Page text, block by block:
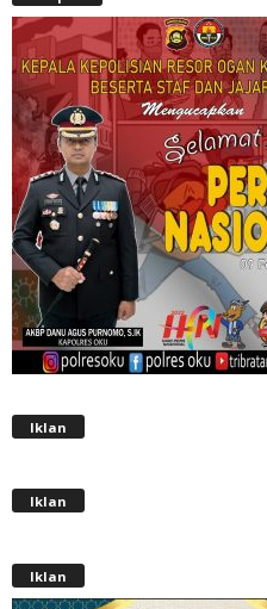
Iklan
Iklan
Iklan